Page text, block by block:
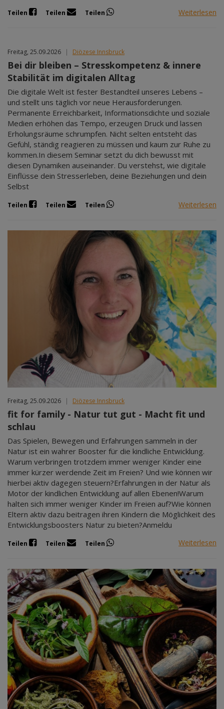
Teilen Teilen Teilen Weiterlesen
Freitag, 25.09.2026 | Diözese Innsbruck
Bei dir bleiben – Stresskompetenz & innere
Stabilität im digitalen Alltag
Die digitale Welt ist fester Bestandteil unseres Lebens –
und stellt uns täglich vor neue Herausforderungen.
Permanente Erreichbarkeit, Informationsdichte und soziale
Medien erhöhen das Tempo, erzeugen Druck und lassen
Erholungsräume schrumpfen. Nicht selten entsteht das
Gefühl, ständig reagieren zu müssen und kaum zur Ruhe zu
kommen.In diesem Seminar setzt du dich bewusst mit
diesen Dynamiken auseinander. Du verstehst, wie digitale
Einflüsse dein Stresserleben, deine Beziehungen und dein
Selbst
Teilen Teilen Teilen Weiterlesen
Freitag, 25.09.2026 | Diözese Innsbruck
fit for family - Natur tut gut - Macht fit und
schlau
Das Spielen, Bewegen und Erfahrungen sammeln in der
Natur ist ein wahrer Booster für die kindliche Entwicklung.
Warum verbringen trotzdem immer weniger Kinder eine
immer kürzer werdende Zeit im Freien? Und wie können wir
hierbei aktiv dagegen steuern?Erfahrungen in der Natur als
Motor der kindlichen Entwicklung auf allen Ebenen!Warum
halten sich immer weniger Kinder im Freien auf?Wie können
Eltern aktiv dazu beitragen ihren Kindern die Möglichkeit des
Entwicklungsboosters Natur zu bieten?Anmeldu
Teilen Teilen Teilen Weiterlesen